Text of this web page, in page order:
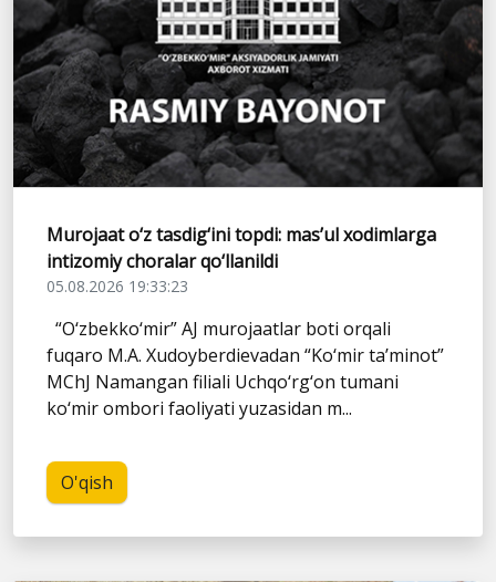
Murojaat o‘z tasdig‘ini topdi: mas’ul xodimlarga
intizomiy choralar qo‘llanildi
05.08.2026 19:33:23
“O‘zbekko‘mir” AJ murojaatlar boti orqali
fuqaro M.A. Xudoyberdievadan “Ko‘mir ta’minot”
MChJ Namangan filiali Uchqo‘rg‘on tumani
ko‘mir ombori faoliyati yuzasidan m...
O'qish